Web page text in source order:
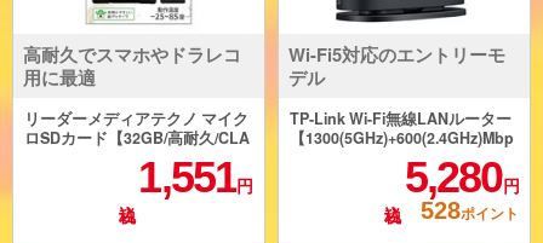
高耐久でスマホやドラレコ
用に最適
リーダーメディアテクノ マイク
ロSDカード【32GB/高耐久/CLA
SS10相当】 L-B32MSD10-U3V1
1,551円
Wi-Fi5対応のエントリーモ
デル
TP-Link Wi-Fi無線LANルーター
【1300(5GHz)+600(2.4GHz)Mbp
s】 ArcherAC19005,280 円
528ポイント